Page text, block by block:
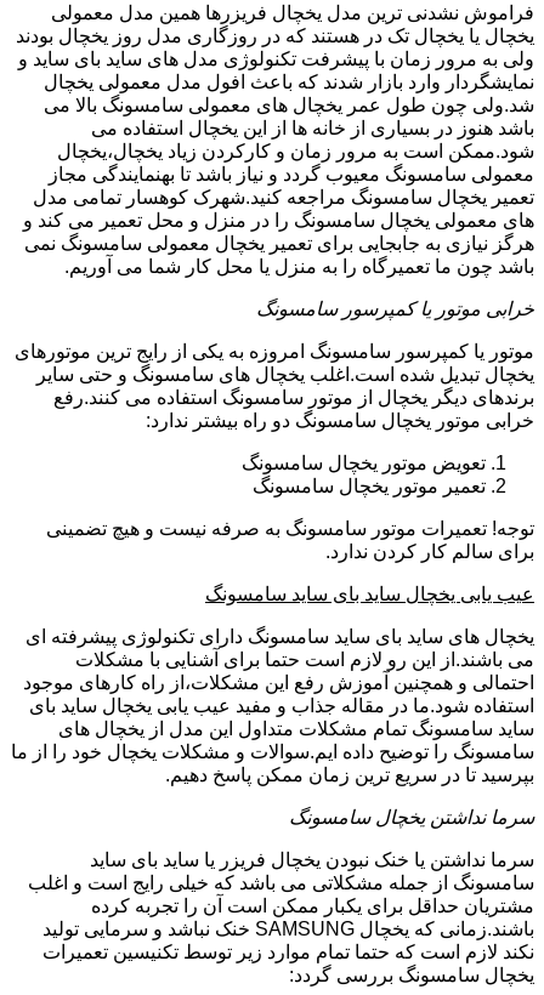
فراموش نشدنی ترین مدل یخچال فریزرها همین مدل معمولی
یخچال یا یخچال تک در هستند که در روزگاری مدل روز یخچال بودند
ولی به مرور زمان با پیشرفت تکنولوژی مدل های ساید بای ساید و
نمایشگردار وارد بازار شدند که باعث افول مدل معمولی یخچال
شد.ولی چون طول عمر یخچال های معمولی سامسونگ بالا می
باشد هنوز در بسیاری از خانه ها از این یخچال استفاده می
شود.ممکن است به مرور زمان و کارکردن زیاد یخچال،یخچال
معمولی سامسونگ معیوب گردد و نیاز باشد تا بهنمایندگی مجاز
تعمیر یخچال سامسونگ مراجعه کنید.شهرک کوهسار تمامی مدل
های معمولی یخچال سامسونگ را در منزل و محل تعمیر می کند و
هرگز نیازی به جابجایی برای تعمیر یخچال معمولی سامسونگ نمی
باشد چون ما تعمیرگاه را به منزل یا محل کار شما می آوریم.
خرابی موتور یا کمپرسور سامسونگ
موتور یا کمپرسور سامسونگ امروزه به یکی از رایج ترین موتورهای
یخچال تبدیل شده است.اغلب یخچال های سامسونگ و حتی سایر
برندهای دیگر یخچال از موتور سامسونگ استفاده می کنند.رفع
خرابی موتور یخچال سامسونگ دو راه بیشتر ندارد:
تعویض موتور یخچال سامسونگ
تعمیر موتور یخچال سامسونگ
توجه! تعمیرات موتور سامسونگ به صرفه نیست و هیچ تضمینی
برای سالم کار کردن ندارد.
عیب یابی یخچال ساید بای ساید سامسونگ
یخچال های ساید بای ساید سامسونگ دارای تکنولوژی پیشرفته ای
می باشند.از این رو لازم است حتما برای آشنایی با مشکلات
احتمالی و همچنین آموزش رفع این مشکلات،از راه کارهای موجود
استفاده شود.ما در مقاله جذاب و مفید عیب یابی یخچال ساید بای
ساید سامسونگ تمام مشکلات متداول این مدل از یخچال های
سامسونگ را توضیح داده ایم.سوالات و مشکلات یخچال خود را از ما
بپرسید تا در سریع ترین زمان ممکن پاسخ دهیم.
سرما نداشتن یخچال سامسونگ
سرما نداشتن یا خنک نبودن یخچال فریزر یا ساید بای ساید
سامسونگ از جمله مشکلاتی می باشد که خیلی رایج است و اغلب
مشتریان حداقل برای یکبار ممکن است آن را تجربه کرده
باشند.زمانی که یخچال SAMSUNG خنک نباشد و سرمایی تولید
نکند لازم است که حتما تمام موارد زیر توسط تکنیسین تعمیرات
یخچال سامسونگ بررسی گردد: